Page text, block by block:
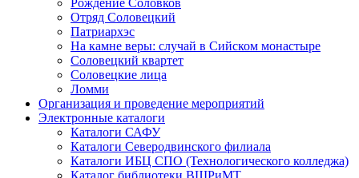
Рождение Соловков
Отряд Соловецкий
Патриархэс
На камне веры: случай в Сийском монастыре
Соловецкий квартет
Соловецкие лица
Ломми
Организация и проведение мероприятий
Электронные каталоги
Каталоги САФУ
Каталоги Северодвинского филиала
Каталоги ИБЦ СПО (Технологического колледжа)
Каталог библиотеки ВШРиМТ